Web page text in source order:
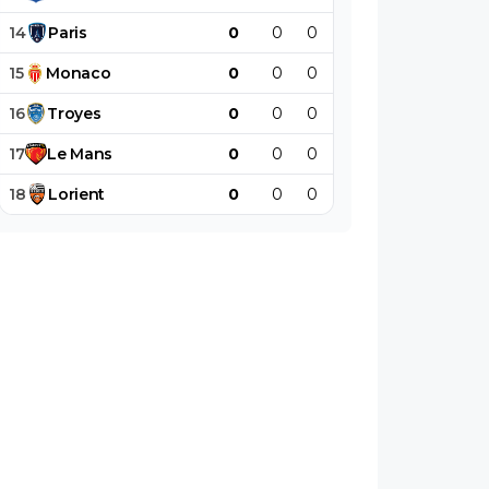
14 Paris 0 0 0
15 Monaco 0 0 0
16 Troyes 0 0 0
17 Le Mans 0 0 0
18 Lorient 0 0 0